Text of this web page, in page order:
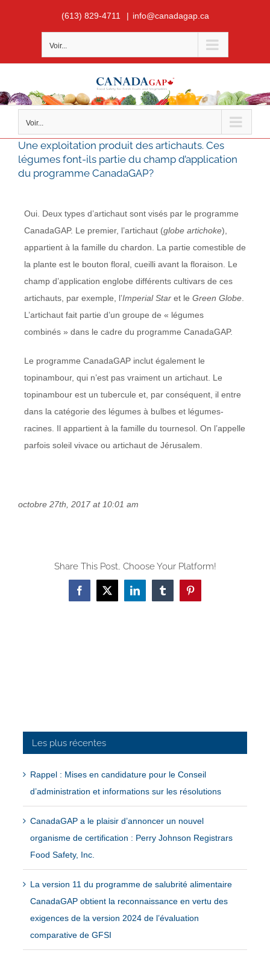
(613) 829-4711 | info@canadagap.ca
Voir...
Voir...
Une exploitation produit des artichauts. Ces
légumes font-ils partie du champ d’application
du programme CanadaGAP?
Oui. Deux types d’artichaut sont visés par le programme
CanadaGAP. Le premier, l’artichaut (globe artichoke),
appartient à la famille du chardon. La partie comestible de
la plante est le bouton floral, cueilli avant la floraison. Le
champ d’application englobe différents cultivars de ces
artichauts, par exemple, l’Imperial Star et le Green Globe
L’artichaut fait partie d’un groupe de « légumes
combinés » dans le cadre du programme CanadaGAP.
Le programme CanadaGAP inclut également le
topinambour, qui n’est pas vraiment un artichaut. Le
topinambour est un tubercule et, par conséquent, il entre
dans la catégorie des légumes à bulbes et légumes-
racines. Il appartient à la famille du tournesol. On l’appelle
parfois soleil vivace ou artichaut de Jérusalem.
octobre 27th, 2017 at 10:01 am
Share This Post, Choose Your Platform!
Facebook
X LinkedInTumblrPinterest
Les plus récentes
Rappel : Mises en candidature pour le Conseil
d’administration et informations sur les résolutions
CanadaGAP a le plaisir d’annoncer un nouvel
organisme de certification : Perry Johnson Registrars
Food Safety, Inc.
La version 11 du programme de salubrité alimentaire
CanadaGAP obtient la reconnaissance en vertu des
exigences de la version 2024 de l’évaluation
comparative de GFSI